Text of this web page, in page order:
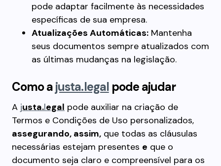
pode adaptar facilmente às necessidades
específicas de sua empresa.
Atualizações Automáticas: Mantenha
seus documentos sempre atualizados com
as últimas mudanças na legislação.
Como ajusta.legalpode ajudar
A justa.legal pode auxiliar na criação de
Termos e Condições de Uso personalizados,
assegurando, assim, que todas as cláusulas
necessárias estejam presentes e que o
documento seja claro e compreensível para os